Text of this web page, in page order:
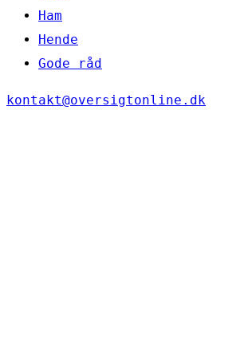
Ham
Hende
Gode råd
kontakt@oversigtonline.dk